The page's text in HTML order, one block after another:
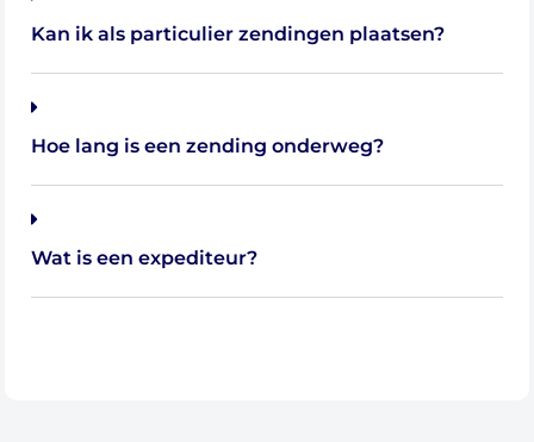
Transport van Nederland naar Roemenië
Transport van Nederland naar Bulgarije
Kan ik als particulier zendingen plaatsen?
Hoe lang is een zending onderweg?
Wat is een expediteur?